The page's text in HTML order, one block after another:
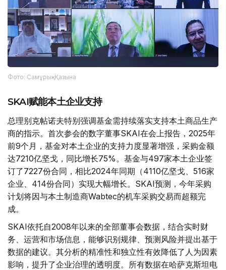
Фото: Самұрық-Қазына
SKAI赋能本土企业支持
总理别克帖诺夫特别强调基金需持续落实支持本土商品生产
商的指示。首次参会的数字董事SKAI在会上报告，2025年
前9个月，基金对本土企业的支持力度显著增强，采购金额
达7210亿坚戈，同比增长75%。基金与497家本土企业签
订了7227份合同，相比2024年同期（4110亿坚戈、516家
企业、414份合同）实现大幅增长。SKAI预测，今年采购
计划将因与本土制造商Wabtec的机车采购交易而超额完
成。
SKAI依托自2008年以来的全部董事会数据，结合实时财
务、运营和市场信息，能够识别规律、预测风险并提出基于
数据的建议。其分析的精准性和独立性有效降低了人为因素
影响，提升了企业治理的透明度。所有数据在哈萨克斯坦电